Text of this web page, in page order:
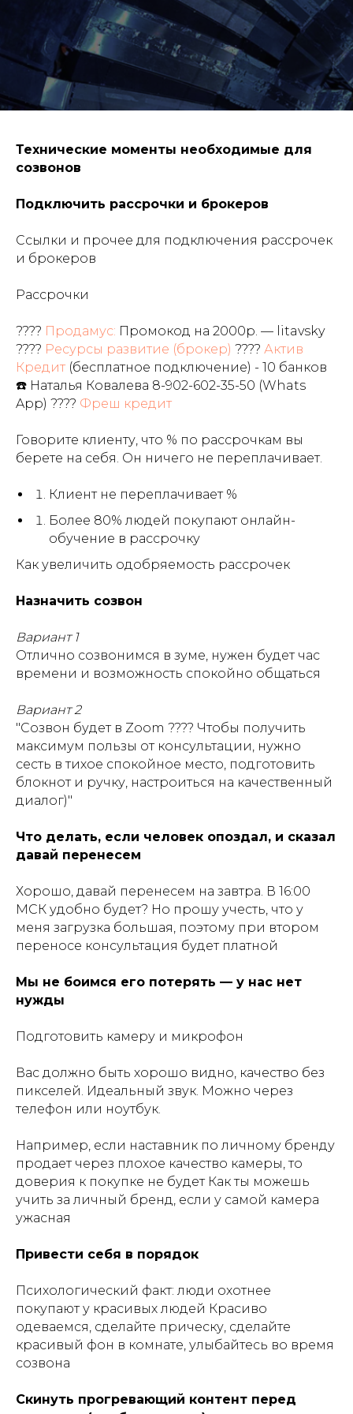
Технические моменты необходимые для
созвонов
Подключить рассрочки и брокеров
Ссылки и прочее для подключения рассрочек
и брокеров
Рассрочки
???? Продамус: Промокод на 2000р. — litavsky
???? Ресурсы развитие (брокер) ???? Актив
Кредит (бесплатное подключение) - 10 банков
☎️ Наталья Ковалева 8-902-602-35-50 (Whats
App) ???? Фреш кредит
Говорите клиенту, что % по рассрочкам вы
берете на себя. Он ничего не переплачивает.
Клиент не переплачивает %
Более 80% людей покупают онлайн-
обучение в рассрочку
Как увеличить одобряемость рассрочек
Назначить созвон
Вариант 1
Отлично созвонимся в зуме, нужен будет час
времени и возможность спокойно общаться
Вариант 2
"Созвон будет в Zoom ???? Чтобы получить
максимум пользы от консультации, нужно
сесть в тихое спокойное место, подготовить
блокнот и ручку, настроиться на качественный
диалог)"
Что делать, если человек опоздал, и сказал
давай перенесем
Хорошо, давай перенесем на завтра. В 16:00
МСК удобно будет? Но прошу учесть, что у
меня загрузка большая, поэтому при втором
переносе консультация будет платной
Мы не боимся его потерять — у нас нет
нужды
Подготовить камеру и микрофон
Вас должно быть хорошо видно, качество без
пикселей. Идеальный звук. Можно через
телефон или ноутбук.
Например, если наставник по личному бренду
продает через плохое качество камеры, то
доверия к покупке не будет Как ты можешь
учить за личный бренд, если у самой камера
ужасная
Привести себя в порядок
Психологический факт: люди охотнее
покупают у красивых людей Красиво
одеваемся, сделайте прическу, сделайте
красивый фон в комнате, улыбайтесь во время
созвона
Скинуть прогревающий контент перед